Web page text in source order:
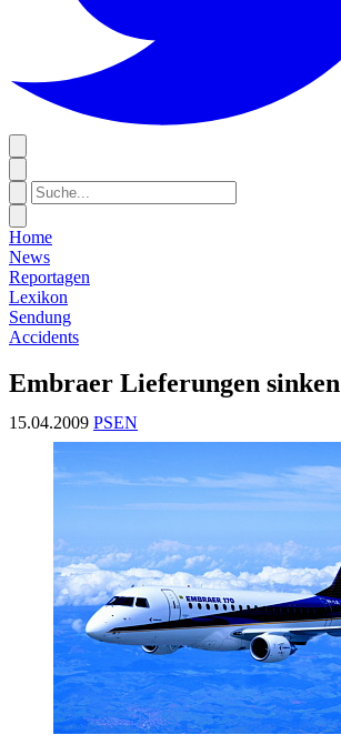
Home
News
Reportagen
Lexikon
Sendung
Accidents
Embraer Lieferungen sinken
15.04.2009 PSEN